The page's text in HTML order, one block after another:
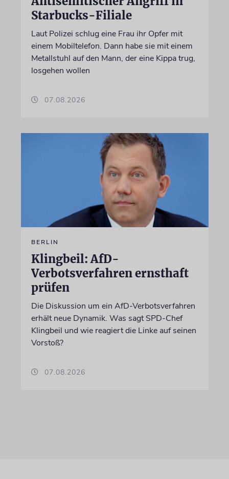
Starbucks-Filiale
Laut Polizei schlug eine Frau ihr Opfer mit
einem Mobiltelefon. Dann habe sie mit einem
Metallstuhl auf den Mann, der eine Kippa trug,
losgehen wollen
07.08.2026
BERLIN
Klingbeil: AfD-
Verbotsverfahren ernsthaft
prüfen
Die Diskussion um ein AfD-Verbotsverfahren
erhält neue Dynamik. Was sagt SPD-Chef
Klingbeil und wie reagiert die Linke auf seinen
Vorstoß?
07.08.2026